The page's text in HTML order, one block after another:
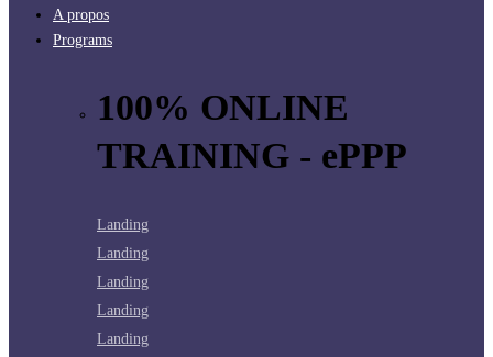
A propos
Programs
100% ONLINE
TRAINING - ePPP
Landing
Landing
Landing
Landing
Landing